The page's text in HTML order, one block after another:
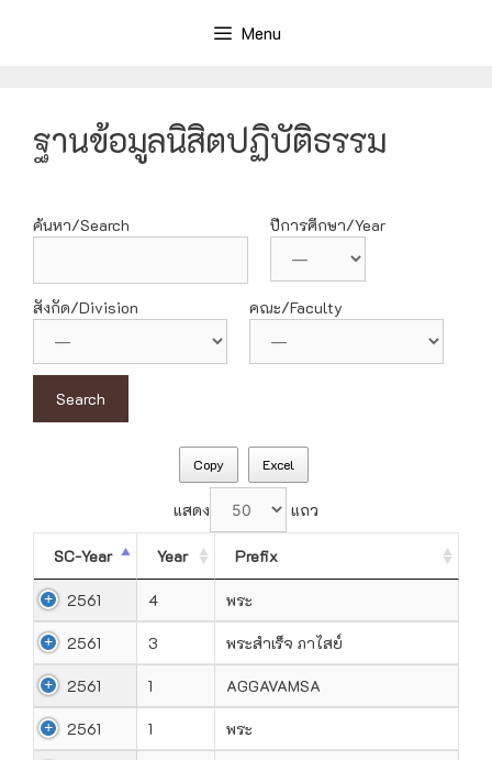
Menu
ฐานข้อมูลนิสิตปฏิบัติธรรม
ค้นหา/Search ปีการศึกษา/Year
สังกัด/Division คณะ/Faculty
Copy Excel
แสดง แถว
SC-Year Year Prefix
2561 4 พระ
2561 3 พระสำเร็จ ภาไสย์
2561 1 AGGAVAMSA
2561 1 พระ